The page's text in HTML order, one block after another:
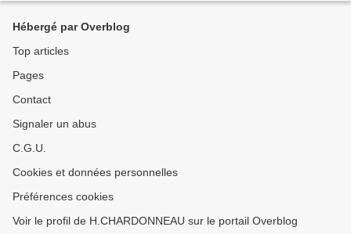
RÉCUPÉRÉS...
Hébergé par Overblog
Top articles
Pages
Contact
Signaler un abus
C.G.U.
Cookies et données personnelles
Préférences cookies
Voir le profil de H.CHARDONNEAU sur le portail Overblog